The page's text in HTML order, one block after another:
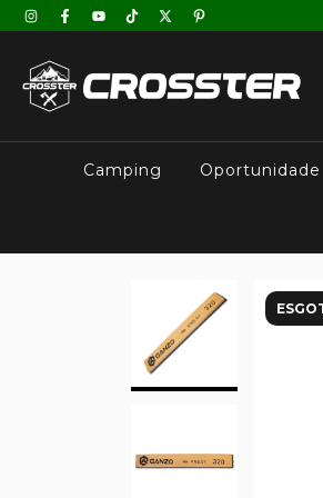
Camping Oportunidade